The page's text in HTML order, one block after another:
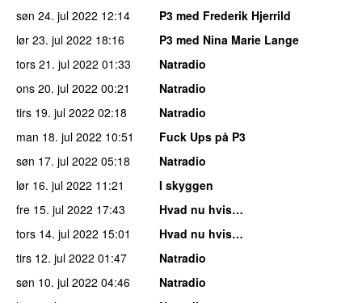
søn 24. jul 2022 12:14
P3 med Frederik Hjerrild
lør 23. jul 2022 18:16
P3 med Nina Marie Lange
tors 21. jul 2022 01:33
Natradio
ons 20. jul 2022 00:21
Natradio
tirs 19. jul 2022 02:18
Natradio
man 18. jul 2022 10:51
Fuck Ups på P3
søn 17. jul 2022 05:18
Natradio
lør 16. jul 2022 11:21
I skyggen
fre 15. jul 2022 17:43
Hvad nu hvis…
tors 14. jul 2022 15:01
Hvad nu hvis…
tirs 12. jul 2022 01:47
Natradio
søn 10. jul 2022 04:46
Natradio